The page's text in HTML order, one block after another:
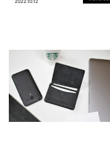
2022.10.12